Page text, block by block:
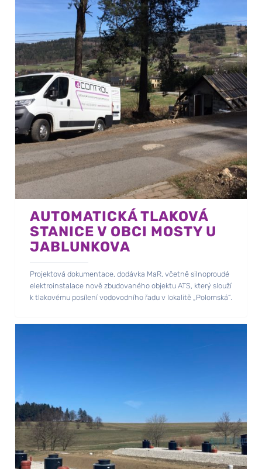
AUTOMATICKÁ TLAKOVÁ
STANICE V OBCI MOSTY U
JABLUNKOVA
Projektová dokumentace, dodávka MaR, včetně silnoproudé
elektroinstalace nově zbudovaného objektu ATS, který slouží
k tlakovému posílení vodovodního řadu v lokalitě „Polomská“.